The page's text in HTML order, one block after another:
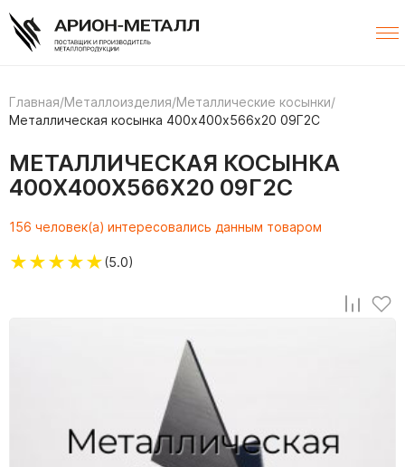
Главная/Металлоизделия/Металлические косынки/
Металлическая косынка 400х400х566х20 09Г2С
МЕТАЛЛИЧЕСКАЯ КОСЫНКА
400Х400Х566Х20 09Г2С
156 человек(а) интересовались данным товаром
★★★★★(5.0)